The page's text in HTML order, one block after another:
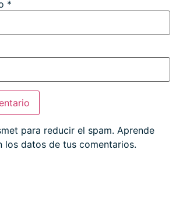
*
para reducir el spam. Aprende
los datos de tus comentarios.